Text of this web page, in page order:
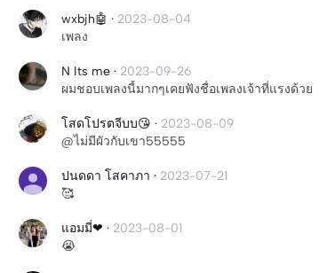
wxbjh🤖 · 2023-08-04
เพลง
N Its me · 2023-09-26
ผมชอบเพลงนี้มากๆเคยฟังชื่อเพลงเจ้าที่แรงด้วย
โสดโปรตจีบบ😘 · 2023-08-09
@ไม่มีผัวกับเขา55555
ปนดดา โสคาภา · 2023-07-21
🥰
แอมมี่❤ · 2023-08-01
😭